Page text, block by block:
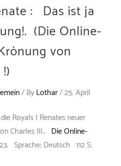
: Das ist ja
(Die Online-
von
/ ByLothar/25. April
Royals | Renates neuer
Charles III.. Die Online-
Sprache: Deutsch 112 S.